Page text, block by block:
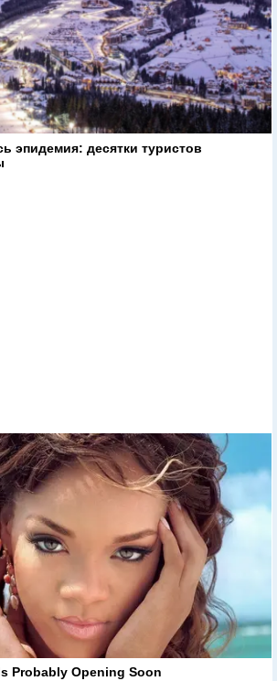
эпидемия: десятки туристов
Probably Opening Soon